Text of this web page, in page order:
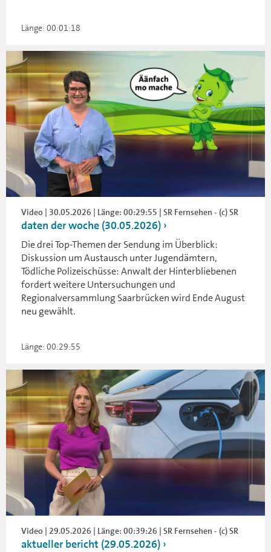
Länge: 00:01:18
Video | 30.05.2026 | Länge: 00:29:55 | SR Fernsehen - (c) SR
daten der woche (30.05.2026)
Die drei Top-Themen der Sendung im Überblick:
Diskussion um Austausch unter Jugendämtern,
Tödliche Polizeischüsse: Anwalt der Hinterbliebenen
fordert weitere Untersuchungen und
Regionalversammlung Saarbrücken wird Ende August
neu gewählt.
Länge: 00:29:55
Video | 29.05.2026 | Länge: 00:39:26 | SR Fernsehen - (c) SR
aktueller bericht (29.05.2026)